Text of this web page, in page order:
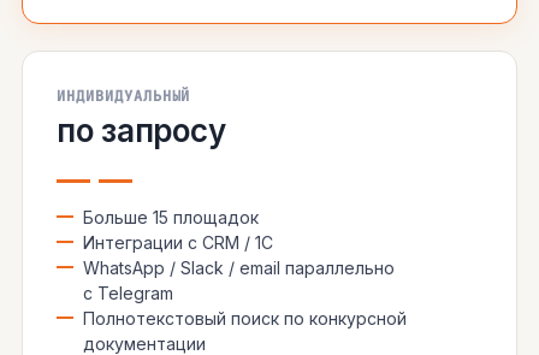
ИНДИВИДУАЛЬНЫЙ
по запросу
— —
Больше 15 площадок
Интеграции с CRM / 1С
WhatsApp / Slack / email параллельно
с Telegram
Полнотекстовый поиск по конкурсной
документации